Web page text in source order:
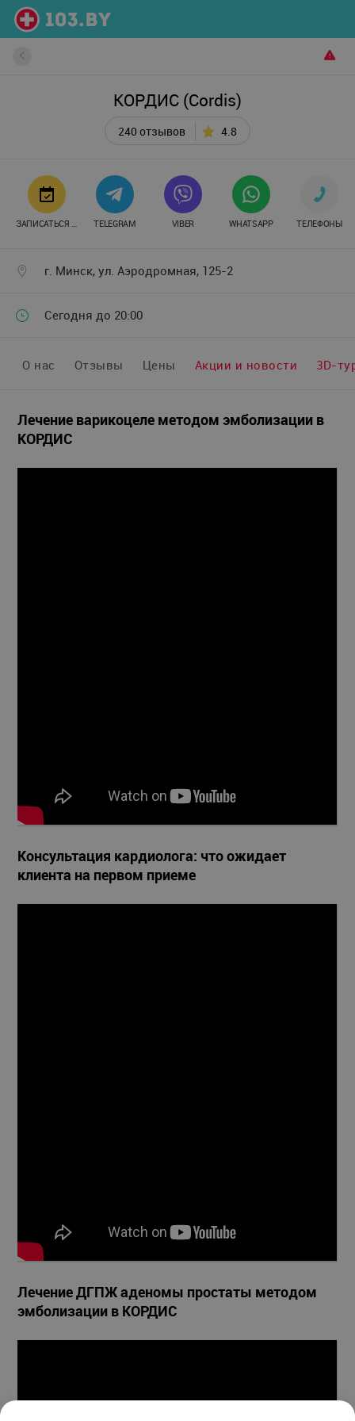
КОРДИС (Cordis)
240 отзывов 4.8
г. Минск, ул. Аэродромная, 125-2
Сегодня до 20:00
ЗАПИСАТЬСЯ ОНЛАЙН TELEGRAM VIBER WHATSAPP ТЕЛЕФОНЫ
О нас Отзывы Цены Акции и новости 3D-
Лечение варикоцеле методом эмболизации в
КОРДИС
Консультация кардиолога: что ожидает
клиента на первом приеме
Лечение ДГПЖ аденомы простаты методом
эмболизации в КОРДИС